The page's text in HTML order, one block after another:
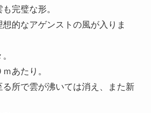
完璧な形。
的なアゲンストの風が入りま
あたり。
所で雲が沸いては消え、また新